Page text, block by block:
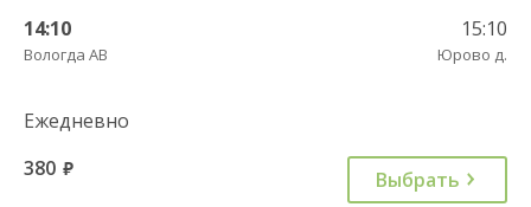
14:10
Вологда АВ
15:10
Юрово д.
Ежедневно
380 руб. Выбрать